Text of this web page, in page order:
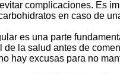
complicaciones. Es
en caso de
es una parte
de la salud antes de
hay excusas para no